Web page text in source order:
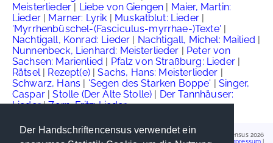
Der Handschriftencensus verwendet ein
Meisterlieder | Liebe von Giengen | Maier, Martin:
Lieder| Marner: Lyrik | Muskatblut: Lieder|
'Myrrhenbüschel-(Fasciculus-myrrhae-)Texte' |
Nachtigall, Konrad: Lieder | Nachtigall, Michel: Mailied |
Nunnenbeck, Lienhard: Meisterlieder | Peter von
Sachsen: Marienlied | Pfalz von Straßburg: Lieder|
Rätsel| Rezept(e)|Sachs, Hans: Meisterlieder |
Schwarz, Hans | 'Segen des Starken Boppe' |Singer,
Caspar|Stolle (Der Alte Stolle) | Der Tannhäuser:
Lieder|Zorn, Fritz: Lieder
Handschriftencensus 2026
Impressum